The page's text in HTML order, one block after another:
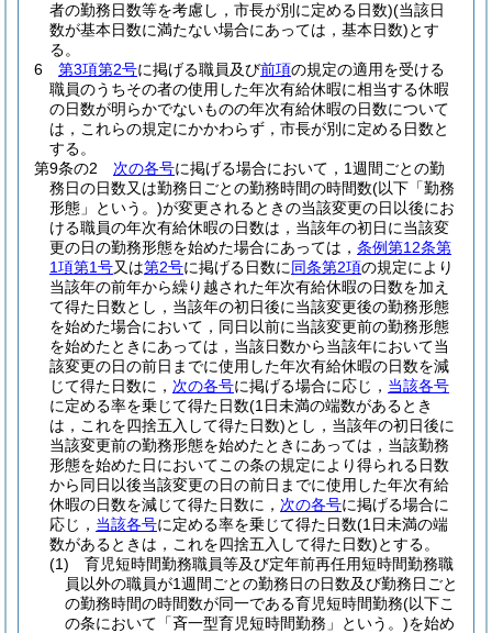
者の勤務日数等を考慮し，市長が別に定める日数)(当該日
数が基本日数に満たない場合にあっては，基本日数)とす
る。
6
第3項第2号に掲げる職員及び前項の規定の適用を受ける
職員のうちその者の使用した年次有給休暇に相当する休暇
の日数が明らかでないものの年次有給休暇の日数について
は，これらの規定にかかわらず，市長が別に定める日数と
する。
第9条の2
次の各号に掲げる場合において，1週間ごとの勤
務日の日数又は勤務日ごとの勤務時間の時間数(以下「勤務
形態」という。)が変更されるときの当該変更の日以後にお
ける職員の年次有給休暇の日数は，当該年の初日に当該変
更の日の勤務形態を始めた場合にあっては， 条例第12条第
1項第1号又は第2号に掲げる日数に同条第2項の規定により
当該年の前年から繰り越された年次有給休暇の日数を加え
て得た日数とし，当該年の初日後に当該変更後の勤務形態
を始めた場合において，同日以前に当該変更前の勤務形態
を始めたときにあっては，当該日数から当該年において当
該変更の日の前日までに使用した年次有給休暇の日数を減
じて得た日数に， 次の各号に掲げる場合に応じ， 当該各号
に定める率を乗じて得た日数(1日未満の端数があるとき
は，これを四捨五入して得た日数)とし，当該年の初日後に
当該変更前の勤務形態を始めたときにあっては，当該勤務
形態を始めた日においてこの条の規定により得られる日数
から同日以後当該変更の日の前日までに使用した年次有給
休暇の日数を減じて得た日数に， 次の各号に掲げる場合に
応じ， 当該各号に定める率を乗じて得た日数(1日未満の端
数があるときは，これを四捨五入して得た日数)とする。
(1)
育児短時間勤務職員等及び定年前再任用短時間勤務職
員以外の職員が1週間ごとの勤務日の日数及び勤務日ごと
の勤務時間の時間数が同一である育児短時間勤務(以下こ
の条において「斉一型育児短時間勤務」という。)を始め